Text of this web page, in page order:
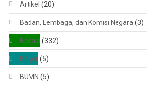
Artikel (20)
Badan, Lembaga, dan Komisi Negara (3)
Bekasi (332)
Bogor(5)
BUMN (5)